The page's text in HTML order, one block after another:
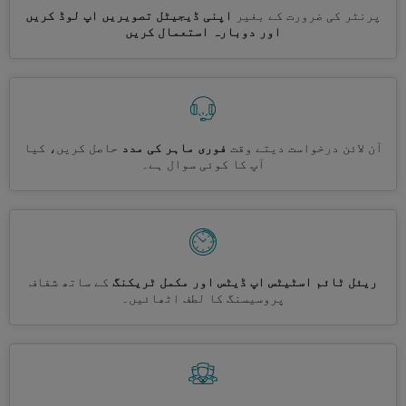
پرنٹر کی ضرورت کے بغیر
اپنی ڈیجیٹل تصویریں اپ لوڈ کریں
اور دوبارہ استعمال کریں
آن لائن درخواست دیتے وقت فوری ماہر کی مدد حاصل کریں، کیا
آپ کا کوئی سوال ہے۔
ریئل ٹائم اسٹیٹس اپ ڈیٹس اور مکمل ٹریکنگ کے ساتھ شفاف
پروسیسنگ کا لطف اٹھائیں۔